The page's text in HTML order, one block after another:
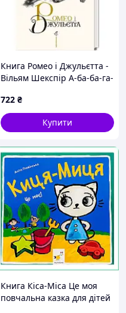
Книга Ромео і Джульєтта -
Вільям Шекспір А-ба-ба-га-
722 ₴
Купити
Книга Кіса-Міса Це моя
повчальна казка для дітей